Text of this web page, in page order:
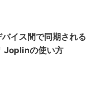
イス間で同期される
Joplinの使い方